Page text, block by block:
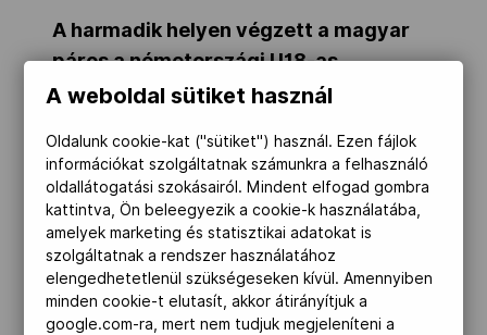
NOB
Társszervezetek
OVEP
Adatbank
A harmadik helyen végzett a magyar
páros a németországi U18-as
Világkupán.
A Bautzenben zajló világversenyen a
Hegedűs Anita, Farkas Ádám kettős 1114
összfás teljesítménnyel állhatott fel a
dobogó harmadik fokára a szlovákok és a
szlovénok mögött.
A weboldal sütiket használ
Oldalunk cookie-kat ("sütiket") használ. Ezen fájlok
információkat szolgáltatnak számunkra a felhasználó
oldallátogatási szokásairól. Mindent elfogad gombra
kattintva, Ön beleegyezik a cookie-k használatába,
amelyek marketing és statisztikai adatokat is
szolgáltatnak a rendszer használatához
elengedhetetlenül szükségeseken kívül. Amennyiben
minden cookie-t elutasít, akkor átirányítjuk a
google.com-ra, mert nem tudjuk megjeleníteni a